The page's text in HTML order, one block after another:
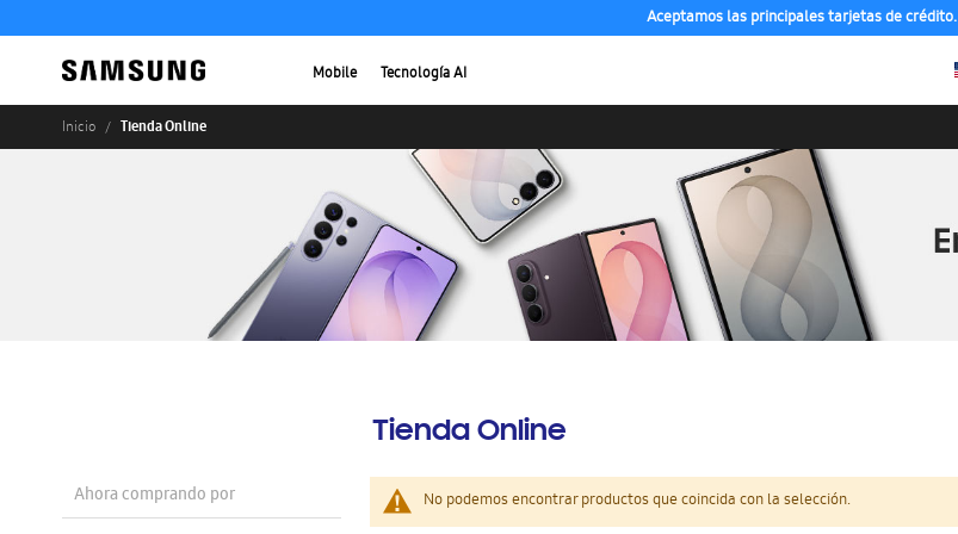
Aceptamos las principales tarjetas de crédito.
Mobile Tecnología AI
Inicio Tienda Online
Tienda Online
No podemos encontrar productos que coincida con la selección.
Ahora comprando por